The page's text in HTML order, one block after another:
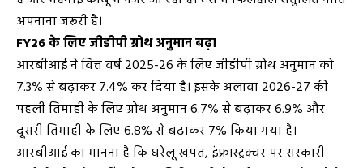
अपनाना जरूरी है।
FY26 के लिए जीडीपी ग्रोथ अनुमान बढ़ा
आरबीआई ने वित्त वर्ष 2025-26 के लिए जीडीपी ग्रोथ अनुमान को
7.3% से बढ़ाकर 7.4% कर दिया है। इसके अलावा 2026-27 की
पहली तिमाही के लिए ग्रोथ अनुमान 6.7% से बढ़ाकर 6.9% और
दूसरी तिमाही के लिए 6.8% से बढ़ाकर 7% किया गया है।
आरबीआई का मानना है कि घरेलू खपत, इंफ्रास्ट्रक्चर पर सरकारी